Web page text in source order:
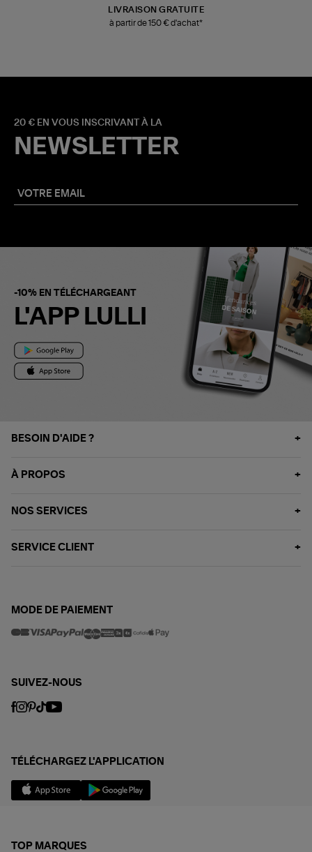
LIVRAISON GRATUITE
à partir de 150 € d'achat*
20 € EN VOUS INSCRIVANT À LA
NEWSLETTER
-10% EN TÉLÉCHARGEANT
L'APP LULLI
BESOIN D'AIDE ?
À PROPOS
NOS SERVICES
SERVICE CLIENT
MODE DE PAIEMENT
SUIVEZ-NOUS
TÉLÉCHARGEZ L'APPLICATION
TOP MARQUES